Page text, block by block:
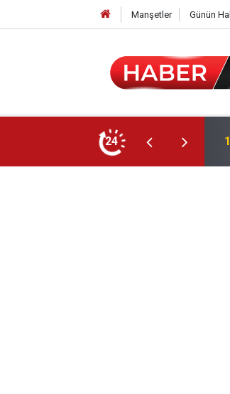
Manşetler Günün
24